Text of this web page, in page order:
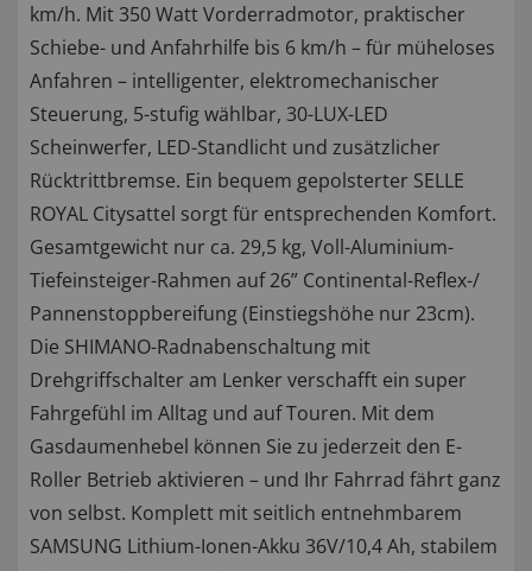
km/h. Mit 350 Watt Vorderradmotor, praktischer
Schiebe- und Anfahrhilfe bis 6 km/h – für müheloses
Anfahren – intelligenter, elektromechanischer
Steuerung, 5-stufig wählbar, 30-LUX-LED
Scheinwerfer, LED-Standlicht und zusätzlicher
Rücktrittbremse. Ein bequem gepolsterter SELLE
ROYAL Citysattel sorgt für entsprechenden Komfort.
Gesamtgewicht nur ca. 29,5 kg, Voll-Aluminium-
Tiefeinsteiger-Rahmen auf 26” Continental-Reflex-/
Pannenstoppbereifung (Einstiegshöhe nur 23cm).
Die SHIMANO-Radnabenschaltung mit
Drehgriffschalter am Lenker verschafft ein super
Fahrgefühl im Alltag und auf Touren. Mit dem
Gasdaumenhebel können Sie zu jederzeit den E-
Roller Betrieb aktivieren – und Ihr Fahrrad fährt ganz
von selbst. Komplett mit seitlich entnehmbarem
SAMSUNG Lithium-Ionen-Akku 36V/10,4 Ah, stabilem